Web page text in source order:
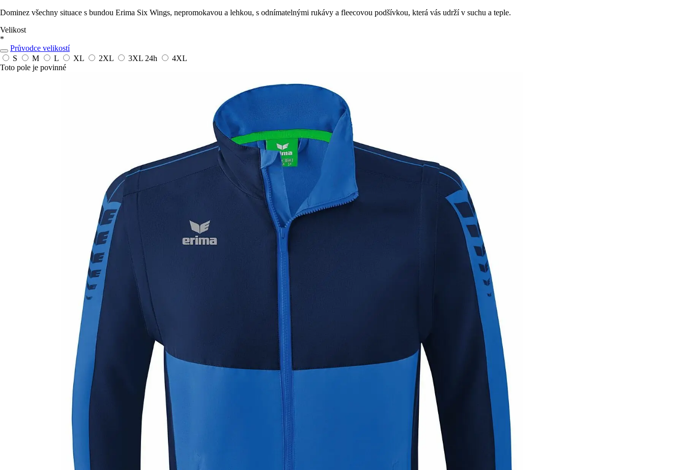
Dominez všechny situace s bundou Erima Six Wings, nepromokavou a lehkou, s odnímatelnými rukávy a fleecovou podšívkou, která vás udrží v suchu a teple.
Velikost
*
Průvodce velikostí
S
M L XL 2XL 3XL 24h
4XL
Toto pole je povinné